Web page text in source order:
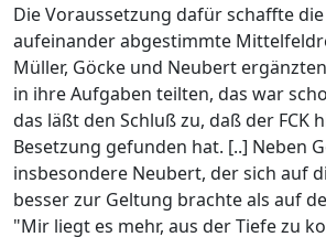
Die Voraussetzung dafür schaffte
aufeinander abgestimmte
Müller, Göcke und Neubert
in ihre Aufgaben teilten, das war
das läßt den Schluß zu, daß der FCK
Besetzung gefunden hat. [..] Neben
insbesondere Neubert, der sich auf
besser zur Geltung brachte als auf
"Mir liegt es mehr, aus der Tiefe zu